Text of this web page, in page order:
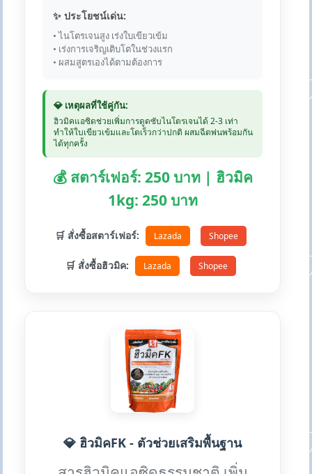
✨ ประโยชน์เด่น:
• ไนโตรเจนสูง เร่งใบเขียวเข้ม
• เร่งการเจริญเติบโตในช่วงแรก
• ผสมสูตรเองได้ตามต้องการ
💎 เหตุผลที่ใช้คู่กัน:
ฮิวมิคแอซิดช่วยเพิ่มการดูดซับไนโตรเจนได้ 2-3 เท่า
ทำให้ใบเขียวเข้มและโตเร็วกว่าปกติ ผสมฉีดพ่นพร้อมกัน
ได้ทุกครั้ง
💰 สตาร์เฟอร์: 250 บาท | ฮิวมิค
1kg: 250 บาท
🛒 สั่งซื้อสตาร์เฟอร์: Lazada Shopee
🛒 สั่งซื้อฮิวมิค: Lazada Shopee
💎 ฮิวมิคFK - ตัวช่วยเสริมพื้นฐาน